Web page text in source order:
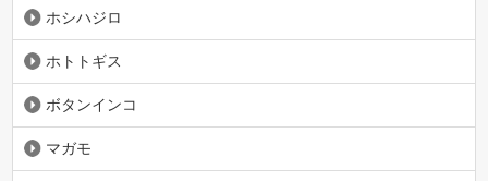
ホシハジロ
ホトトギス
ボタンインコ
マガモ